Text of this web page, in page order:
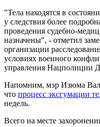
"Тела находятся в
у следствия более
проведения судебно-
назначены", - отметил
организации
условиях военного
управления Нацполиции
Напомним, мэр Изюма
что процесс эксгумации
недель.
Всего на месте